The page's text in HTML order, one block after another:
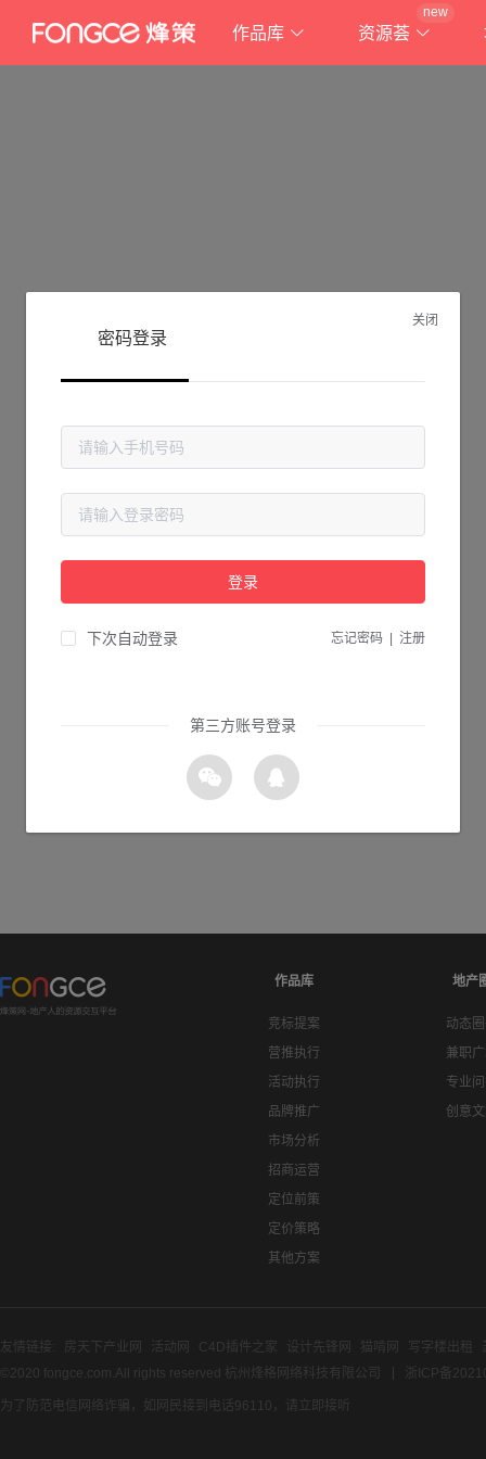
作品库 资源荟
new
抱歉!
请检查您输入的网址是否正确，或点击下面的按钮返回首页。
作品库
竞标提案
营推执行
活动执行
品牌推广
市场分析
招商运营
定位前策
定价策略
其他方案
地产
动态
兼职
专业
创意
友情链接: 房天下产业网 活动网 C4D插件之家 设计先锋网 猫啃网 写字楼出租
©2020 fongce.com.All rights reserved 杭州烽格网络科技有限公司
浙ICP备
为了防范电信网络诈骗，如网民接到电话96110，请立即接听
关闭
密码登录
登录
下次自动登录 忘记密码 注册
第三方账号登录